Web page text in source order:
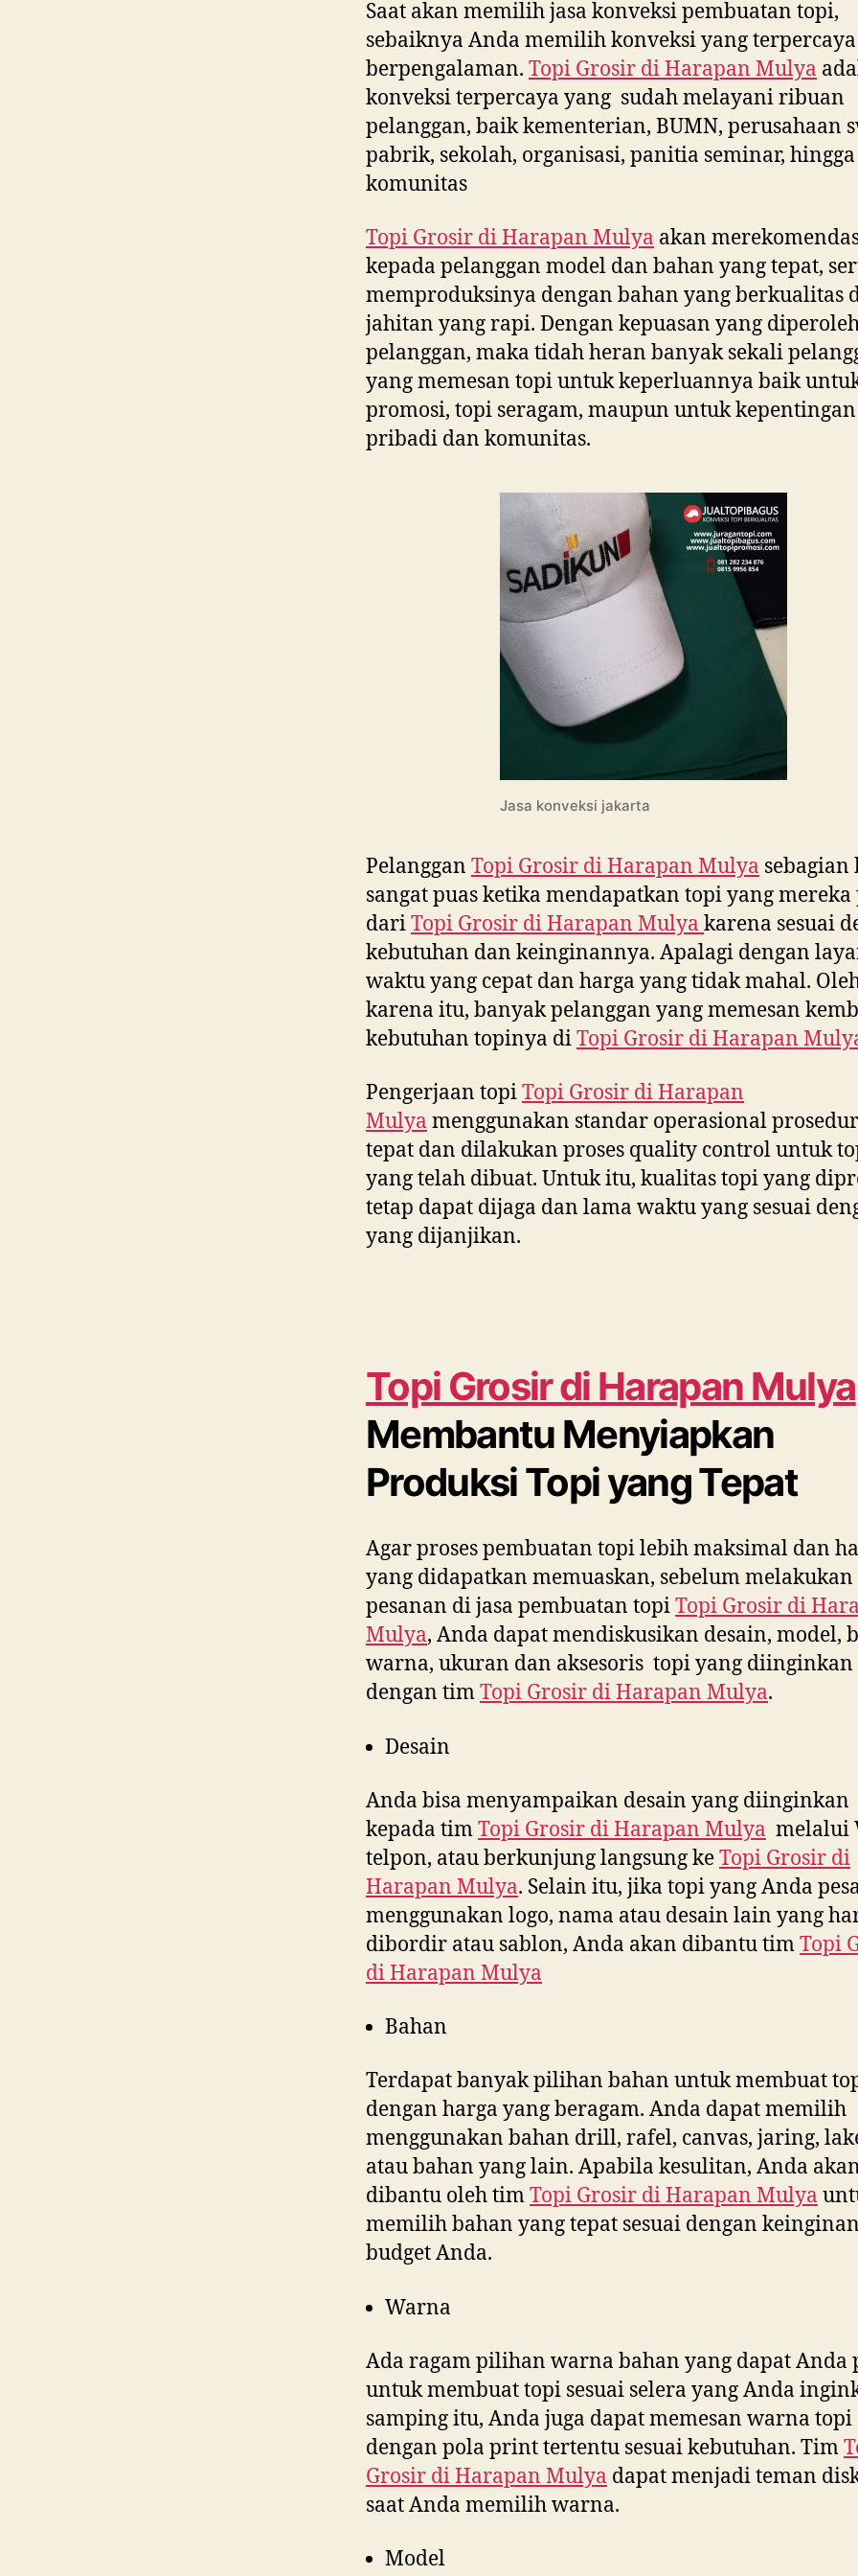
Saat akan memilih jasa konveksi pembuatan topi,
sebaiknya Anda memilih konveksi yang
berpengalaman. Topi Grosir diHarapan Mulya
konveksi terpercaya yang sudah melayani ribuan
pelanggan, baik kementerian, BUMN, perusahaan
pabrik, sekolah, organisasi, panitia seminar, hingga
komunitas
Topi Grosir diHarapan Mulya akan
kepada pelanggan model dan bahan yang tepat,
memproduksinya dengan bahan yang berkualitas
jahitan yang rapi. Dengan kepuasan yang
pelanggan, maka tidah heran banyak sekali
yang memesan topi untuk keperluannya baik
promosi, topi seragam, maupun untuk kepentingan
pribadi dan komunitas.
Jasa konveksi jakarta
Pelanggan Topi Grosir diHarapan Mulya sebagian
sangat puas ketika mendapatkan topi yang mereka
dariTopi Grosir diHarapan Mulya karena sesuai
kebutuhan dan keinginannya. Apalagi dengan
waktu yang cepat dan harga yang tidak mahal.
karena itu, banyak pelanggan yang memesan
kebutuhan topinya diTopi Grosir diHarapan
Pengerjaan topiTopi Grosir diHarapan
Mulya menggunakan standar operasional
tepat dan dilakukan proses quality control untuk
yang telah dibuat. Untuk itu, kualitas topi yang
tetap dapat dijaga dan lama waktu yang sesuai
yang dijanjikan.
Topi Grosir di Harapan Mulya
Membantu Menyiapkan
Produksi Topi yang Tepat
Agar proses pembuatan topi lebih maksimal dan
yang didapatkan memuaskan, sebelum melakukan
pesanan di jasa pembuatan topiTopi Grosir di
Mulya, Anda dapat mendiskusikan desain, model,
warna, ukuran dan aksesoris topi yang diinginkan
dengan timTopi Grosir diHarapan Mulya.
Desain
Anda bisa menyampaikan desain yang diinginkan
kepada timTopi Grosir diHarapan Mulya melalui
telpon, atau berkunjung langsung keTopi Grosir di
Harapan Mulya. Selain itu, jika topi yang Anda
menggunakan logo, nama atau desain lain yang
dibordir atau sablon, Anda akan dibantu timTopi
diHarapan Mulya
Bahan
Terdapat banyak pilihan bahan untuk membuat
dengan harga yang beragam. Anda dapat memilih
menggunakan bahan drill, rafel, canvas, jaring,
atau bahan yang lain. Apabila kesulitan, Anda
dibantu oleh timTopi Grosir diHarapan Mulya
memilih bahan yang tepat sesuai dengan
budget Anda.
Warna
Ada ragam pilihan warna bahan yang dapat Anda
untuk membuat topi sesuai selera yang Anda
samping itu, Anda juga dapat memesan warna topi
dengan pola print tertentu sesuai kebutuhan. Tim
Grosir diHarapan Mulya dapat menjadi teman
saat Anda memilih warna.
Model